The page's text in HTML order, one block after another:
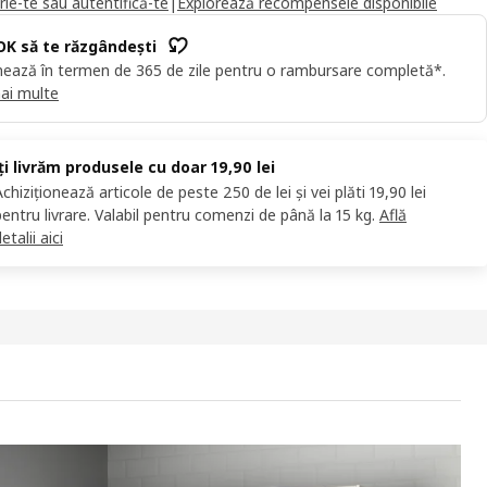
să te răzgândești
în termen de 365 de zile pentru o rambursare completă*.
multe
livrăm produsele cu doar 19,90 lei
articole de peste 250 de lei și vei plăti 19,90 lei
livrare. Valabil pentru comenzi de până la 15 kg. Află
aici